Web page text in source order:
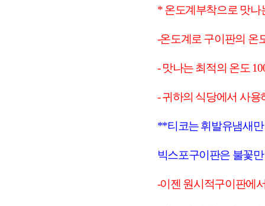
* 온도계부착으로 맛
-온도계로 구이판의 온
- 맛나는 최적의 온도
- 귀하의 식당에서 사
**티코는 휘발유냄새
빅스포구이판은 불꽃
-이젠 원시적구이판에